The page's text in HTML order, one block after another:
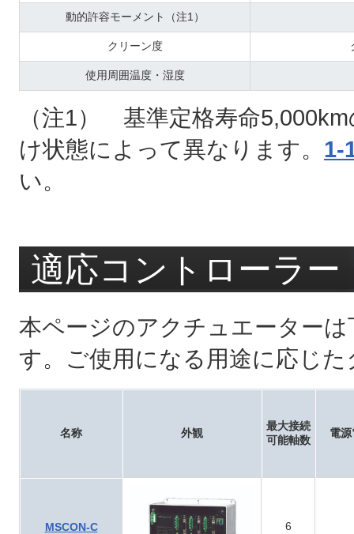
動的許容モーメント（注1）
クリーン度
使用周囲温度・湿度
（注1） 基準定格寿命
け状態によって異なります。 1-
い。
適応コントローラー
本ページのアクチュエーター
す。ご使用になる用途に応じ
名称 外観
最大接続
可能軸数
電
MSCON-C 6